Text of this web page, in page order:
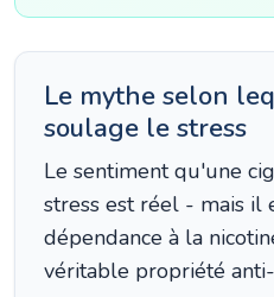
Le mythe selon
soulage le stress
Le sentiment qu'une
stress est réel - mais il
dépendance à la
véritable propriété